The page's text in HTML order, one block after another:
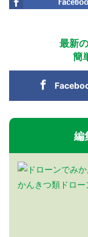
最新
簡
編